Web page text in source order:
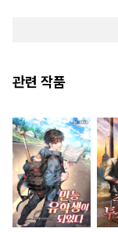
관련 작품